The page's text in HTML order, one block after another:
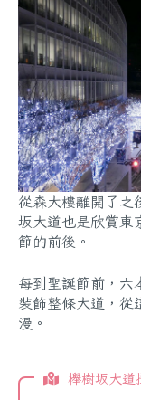
從森大樓離開了之
坂大道也是欣賞東
節的前後。
每到聖誕節前，六
裝飾整條大道，從
漫。
櫸樹坂大道